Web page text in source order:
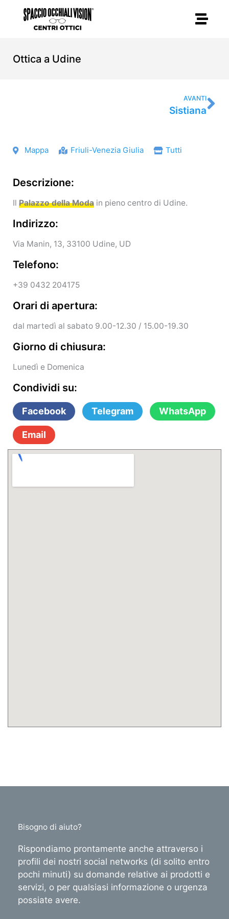
contenuto
Ottica a Udine
AVANTI
Sistiana
Mappa Friuli-Venezia Giulia Tutti
Descrizione:
Il Palazzo della Moda in pieno centro di Udine.
Indirizzo:
Via Manin, 13, 33100 Udine, UD
Telefono:
+39 0432 204175
Orari di apertura:
dal martedì al sabato 9.00-12.30 / 15.00-19.30
Giorno di chiusura:
Lunedì e Domenica
Condividi su:
Facebook Telegram WhatsApp
Email
Bisogno di aiuto?
Rispondiamo prontamente anche attraverso i
profili dei nostri social networks (di solito entro
pochi minuti) su domande relative ai prodotti e
servizi, o per qualsiasi informazione o urgenza
possiate avere.